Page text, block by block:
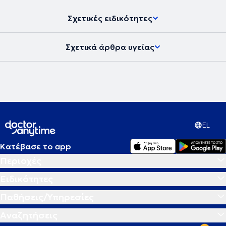
Σχετικές ειδικότητες
Σχετικά άρθρα υγείας
EL
Κατέβασε το app